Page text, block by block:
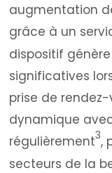
augmentation
grâce à un
dispositif
significatives
prise de
dynamique
régulièrement3,
secteurs de la